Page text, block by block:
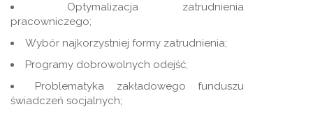
Optymalizacja zatrudnienia
pracowniczego;
Wybór najkorzystniej formy zatrudnienia;
Programy dobrowolnych odejść;
Problematyka zakładowego funduszu
świadczeń socjalnych;